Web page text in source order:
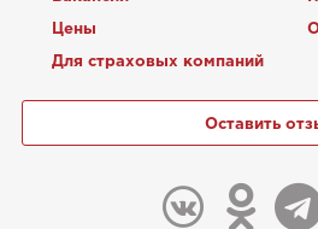
Цены
Для страховых компаний
Оставить